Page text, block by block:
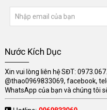
Nước Kích Dục
Xin vui lòng liên hệ SĐT:
@thao0969833069, facebook,
WhatsApp của bạn và chúng tôi